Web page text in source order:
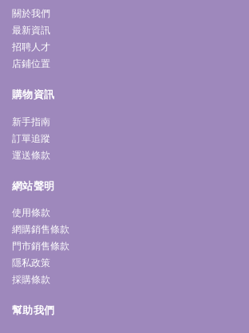
關於我們
最新資訊
招聘人才
店鋪位置
購物資訊
新手指南
訂單追蹤
運送條款
網站聲明
使用條款
網購銷售條款
門市銷售條款
隱私政策
採購條款
幫助我們